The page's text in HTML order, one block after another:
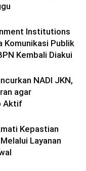
Institutions
Komunikasi Publik
Kembali Diakui
NADI JKN,
agar
Aktif
Kepastian
Layanan